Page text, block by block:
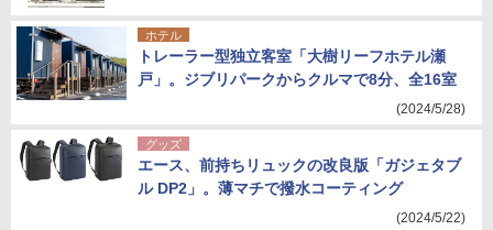
ホテル
トレーラー型独立客室「大樹リーフホテル瀬
戸」。ジブリパークからクルマで8分、全16室
(2024/5/28)
グッズ
エース、前持ちリュックの改良版「ガジェタブ
ル DP2」。薄マチで撥水コーティング
(2024/5/22)